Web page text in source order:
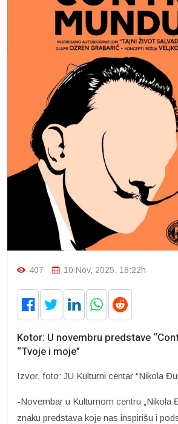
407 10 Nov, 2025. 18:22h
Kotor: U novembru predstave
“Tvoje i moje”
Izvor, foto: JU Kulturni centar “Nikola
-Novembar u Kulturnom centru „Nikola
znaku predstava koje nas inspirišu i